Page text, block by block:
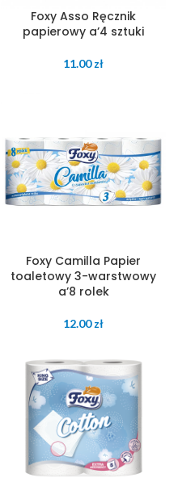
Foxy Asso Ręcznik
papierowy a’4 sztuki
11.00zł
Foxy Camilla Papier
toaletowy 3-warstwowy
a’8 rolek
12.00zł